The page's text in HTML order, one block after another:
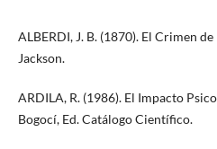
ALBERDI, J. B. (1870). El Crimen
Jackson.
ARDILA, R. (1986). El Impacto
Bogocí, Ed. Catálogo Científico.